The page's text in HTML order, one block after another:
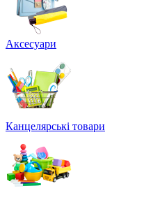
Аксесуари
Канцелярські товари